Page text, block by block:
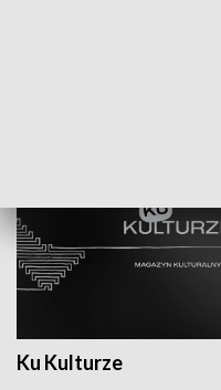
Ku Kulturze